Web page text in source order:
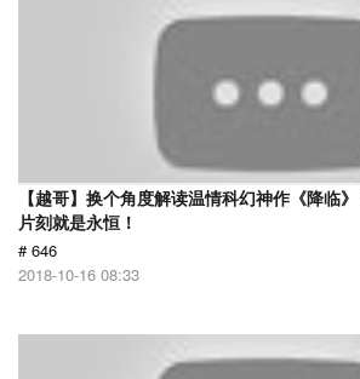
【越哥】换个角度解读温情科幻神作《降临
片刻就是永恒！
# 646
2018-10-16 08:33